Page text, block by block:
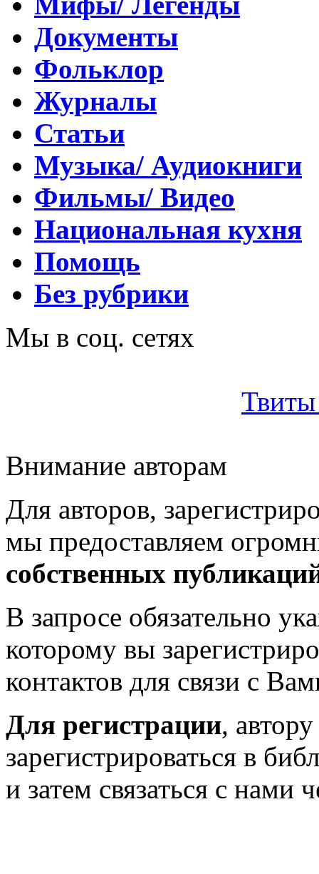
Документы
Фольклор
Журналы
Статьи
Музыка/ Аудиокниги
Фильмы/ Видео
Национальная кухня
Помощь
Без рубрики
Мы в соц. сетях
Внимание авторам
Для авторов,
мы предоставляем
собственных
В запросе обязательно
которому вы
контактов для связи с
Для регистрации,
зарегистрироваться в
и затем связаться с нами